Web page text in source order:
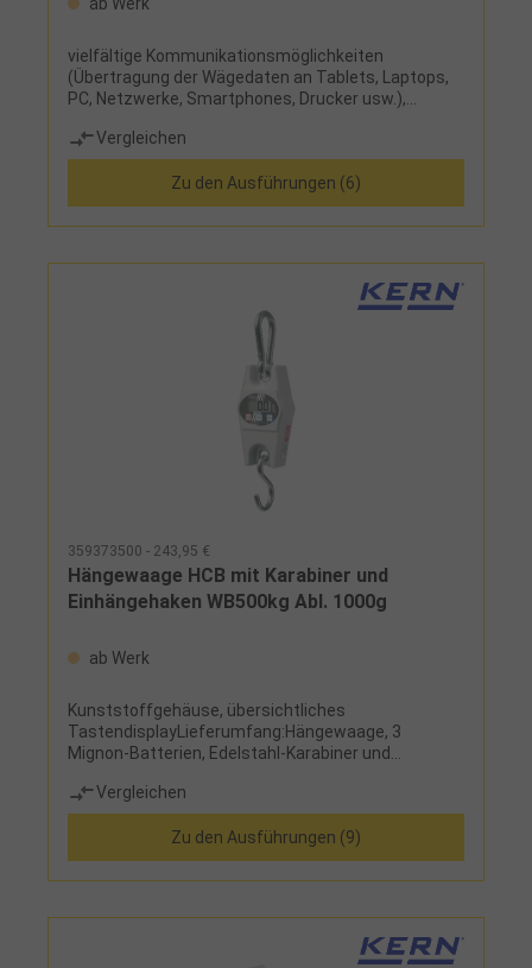
vielfältige Kommunikationsmöglichkeiten
(Übertragung der Wägedaten an Tablets, Laptops,
PC, Netzwerke, Smartphones, Drucker usw.),
mit 1,8 m Kabel
Vergleichen
Zu den Ausführungen (6)
359373500 - 243,95 €
Hängewaage HCB mit Karabiner und
Einhängehaken WB500kg Abl. 1000g
ab Werk
Kunststoffgehäuse, übersichtliches
TastendisplayLieferumfang:Hängewaage, 3
Mignon-Batterien, Edelstahl-Karabiner und
bis 200 kg)
Vergleichen
Zu den Ausführungen (9)